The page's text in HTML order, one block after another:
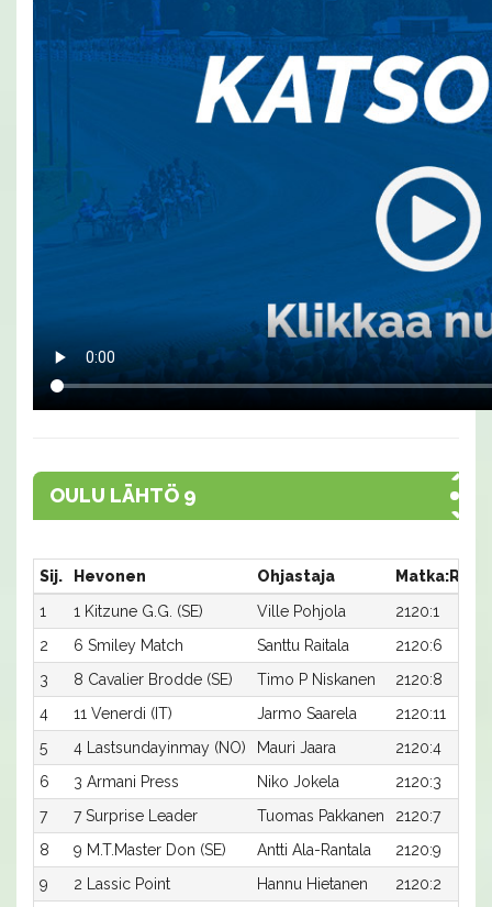
OULU LÄHTÖ 9
Sij. Hevonen Ohjastaja
Matka:Rata
1
1 Kitzune G.G. (SE) Ville Pohjola
2120:1
2
6 Smiley Match Santtu Raitala
2120:6
3
8 Cavalier Brodde (SE) Timo P Niskanen
2120:8
4
11 Venerdi (IT) Jarmo Saarela
2120:11
5
4 Lastsundayinmay (NO) Mauri Jaara
2120:4
6
3 Armani Press Niko Jokela
2120:3
7
7 Surprise Leader Tuomas Pakkanen
2120:7
8
9 M.T.Master Don (SE) Antti Ala-Rantala
2120:9
9
2 Lassic Point Hannu Hietanen
2120:2